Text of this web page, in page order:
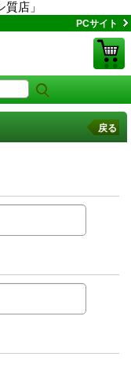
店」
PCサイト
戻る